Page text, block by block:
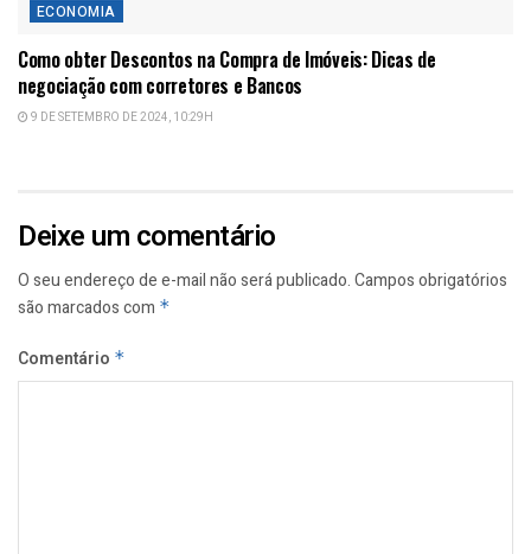
ECONOMIA
Como obter Descontos na Compra de Imóveis: Dicas de
negociação com corretores e Bancos
9 DE SETEMBRO DE 2024, 10:29H
Deixe um comentário
O seu endereço de e-mail não será publicado.Campos obrigatórios
são marcados com *
Comentário *